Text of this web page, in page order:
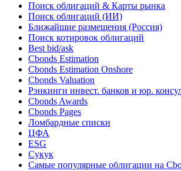
Поиск облигаций & Карты рынка
Поиск облигаций (ИИ)
Ближайшие размещения (Россия)
Поиск котировок облигаций
Best bid/ask
Cbonds Estimation
Cbonds Estimation Onshore
Cbonds Valuation
Рэнкинги инвест. банков и юр.
Cbonds Awards
Cbonds Pages
Ломбардные списки
ЦФА
ESG
Сукук
Самые популярные облигации на